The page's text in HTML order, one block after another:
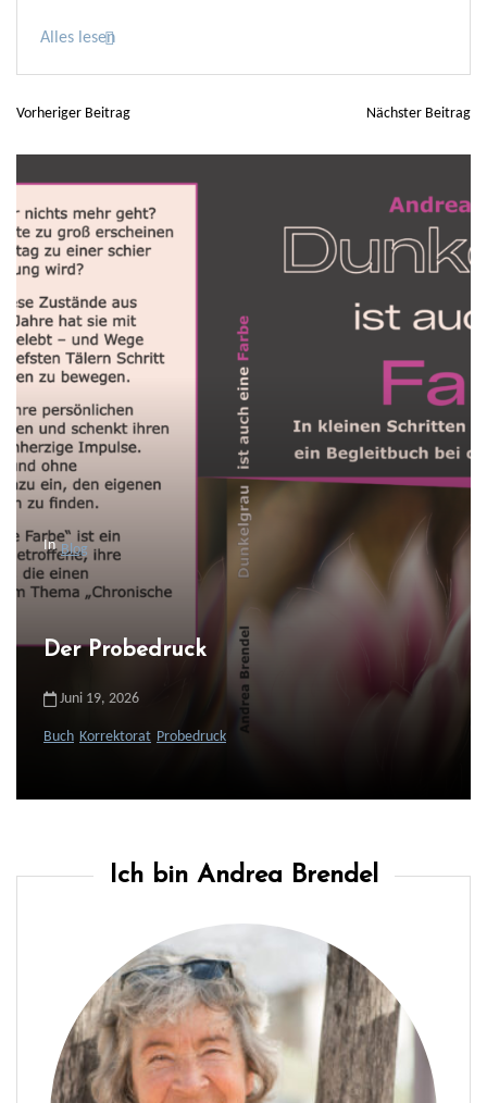
Alles lesen
B
e
i
t
r
g
s
a
v
i
g
a
t
Vorheriger Beitrag Nächster Beitrag
In Blog
Der Probedruck
Juni 19, 2026
Buch Korrektorat Probedruck
Ich bin Andrea Brendel